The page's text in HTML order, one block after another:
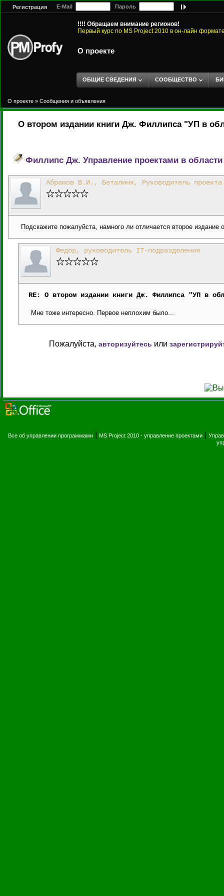
Регистрация E-Mail Пароль
!!!! Обращаем внимание регионов!
Первый курс по MS Project 2010 в он-лайн
О проекте
ОБЩИЕ СВЕДЕНИЯ СООБЩЕСТВО
О проекте » Сообщения и объявления
О втором издании книги Дж. Филлипса "УП в
Филлипс Дж. Управление проектами в
Абрамов В.И., Беталинк, Руководитель проекта
Подскажите пожалуйста, намного ли отличается второе издание
Федор, руководитель IT-подразделения
RE: О втором издании книги Дж. Филлипса "УП в
Мне тоже интересно. Первое неплохим было...
Пожалуйста, авторизуйтесь или
Все об управлении программами MS Project 2010 - управление проектами